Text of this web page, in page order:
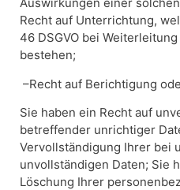
Recht auf Unterrichtung,
46 DSGVO bei
bestehen;
–Recht auf Berichtigung
Sie haben ein Recht auf
betreffender unrichtiger
Vervollständigung Ihrer bei
unvollständigen Daten; Sie
Löschung Ihrer